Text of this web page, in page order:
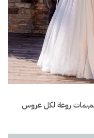
روعة لكل عروس